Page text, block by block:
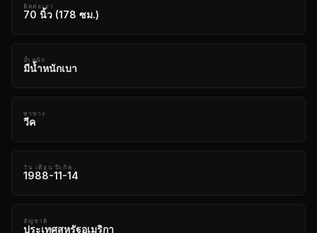
ติดต่อเรา
70 นิ้ว (178 ซม.)
น้ำหนัก
มีน้ำหนักเบา
ท่าทาง
วีค
วัน เดือน ปีเกิด
1988-11-14
สัญชาติ
ประเทศสหรัฐอเมริกา